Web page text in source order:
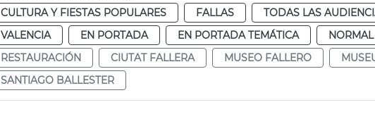
CULTURA Y FIESTAS POPULARES FALLAS TODAS LAS
VALENCIA
EN PORTADA EN PORTADA TEMÁTICA NORMAL
RESTAURACIÓN
CIUTAT FALLERA MUSEO FALLERO
SANTIAGO BALLESTER